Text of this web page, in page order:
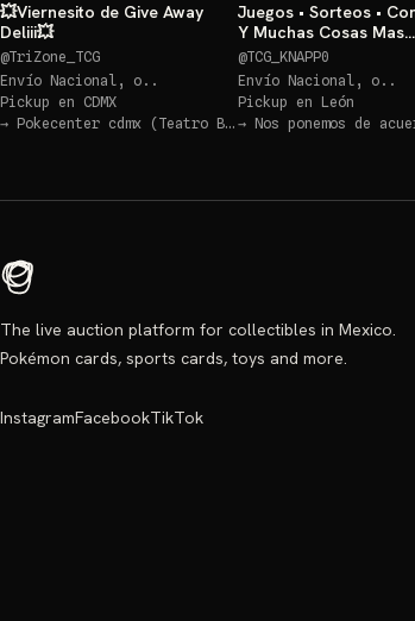
💥Viernesito de Give Away
Deliii💥
@TriZone_TCG
Envío Nacional, o..
Pickup en CDMX
→ Pokecenter cdmx (Teatro Blanquita)
Juegos • Sorteos •
Y Muchas Cosas Mas
POKEMON TCG
@TCG_KNAPP0
Envío Nacional, o..
Pickup en León
→ Nos ponemos de
The live auction platform for collectibles in Mexico.
Pokémon cards, sports cards, toys and more.
InstagramFacebookTikTok